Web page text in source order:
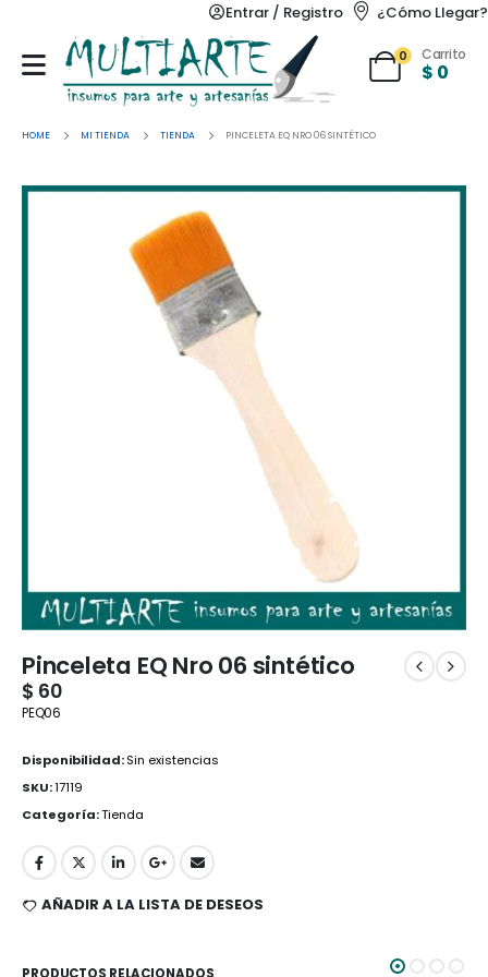
Entrar / Registro ¿Cómo Llegar?
0 Carrito
$ 0
HOME MI TIENDA TIENDA PINCELETA EQ NRO 06 SINTÉTICO
Pinceleta EQ Nro 06 sintético
$ 60
PEQ06
Disponibilidad:Sin existencias
SKU:17119
Categoría:Tienda
AÑADIR A LA LISTA DE DESEOS
PRODUCTOS RELACIONADOS